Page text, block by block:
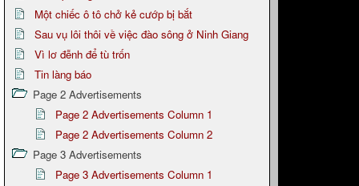
Một chiếc ô tô chở kẻ cướp bị bắt
Sau vụ lôi thôi về việc đào sông ở Ninh Giang
Vì lơ đễnh để tù trốn
Tin làng báo
Page 2 Advertisements
Page 2 Advertisements Column 1
Page 2 Advertisements Column 2
Page 3 Advertisements
Page 3 Advertisements Column 1